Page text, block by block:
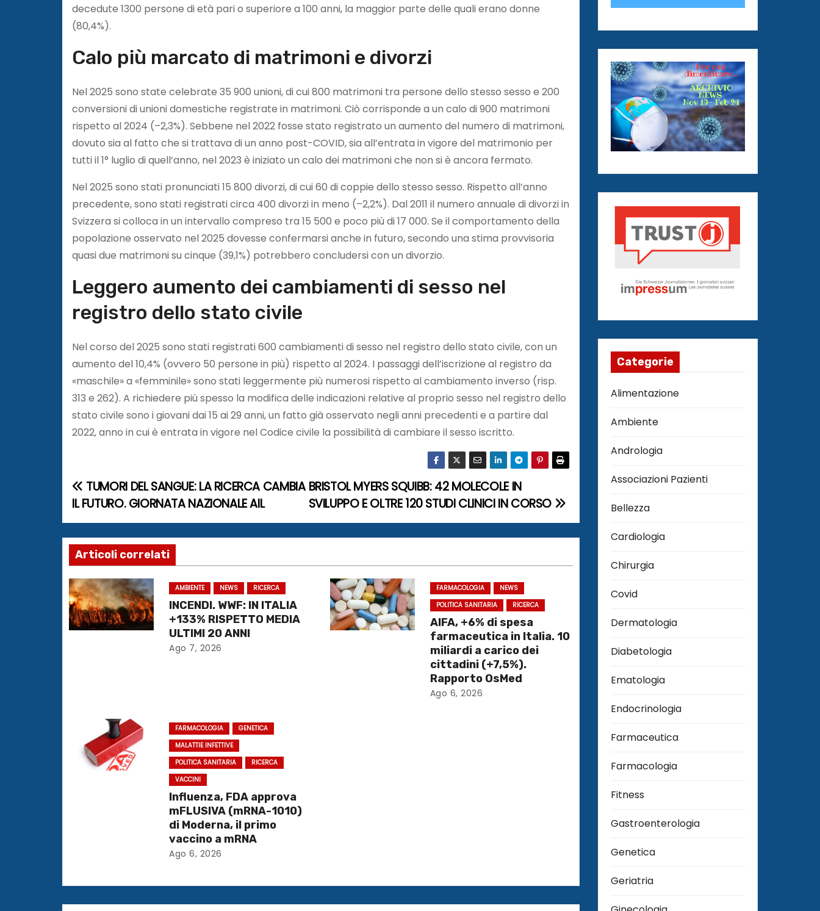
decedute 1300 persone di età pari o superiore a 100 anni, la maggior parte delle quali erano donne
(80,4%).
Calo più marcato di matrimoni e divorzi
Nel 2025 sono state celebrate 35 900 unioni, di cui 800 matrimoni tra persone dello stesso sesso e 200
conversioni di unioni domestiche registrate in matrimoni. Ciò corrisponde a un calo di 900 matrimoni
rispetto al 2024 (–2,3%). Sebbene nel 2022 fosse stato registrato un aumento del numero di matrimoni,
dovuto sia al fatto che si trattava di un anno post-COVID, sia all’entrata in vigore del matrimonio per
tutti il 1° luglio di quell’anno, nel 2023 è iniziato un calo dei matrimoni che non si è ancora fermato.
Nel 2025 sono stati pronunciati 15 800 divorzi, di cui 60 di coppie dello stesso sesso. Rispetto all’anno
precedente, sono stati registrati circa 400 divorzi in meno (–2,2%). Dal 2011 il numero annuale di divorzi in
Svizzera si colloca in un intervallo compreso tra 15 500 e poco più di 17 000. Se il comportamento della
popolazione osservato nel 2025 dovesse confermarsi anche in futuro, secondo una stima provvisoria
quasi due matrimoni su cinque (39,1%) potrebbero concludersi con un divorzio.
Leggero aumento dei cambiamenti di sesso nel
registro dello stato civile
Nel corso del 2025 sono stati registrati 600 cambiamenti di sesso nel registro dello stato civile, con un
aumento del 10,4% (ovvero 50 persone in più) rispetto al 2024. I passaggi dell’iscrizione al registro da
«maschile» a «femminile» sono stati leggermente più numerosi rispetto al cambiamento inverso (risp.
313 e 262). A richiedere più spesso la modifica delle indicazioni relative al proprio sesso nel registro dello
stato civile sono i giovani dai 15 ai 29 anni, un fatto già osservato negli anni precedenti e a partire dal
2022, anno in cui è entrata in vigore nel Codice civile la possibilità di cambiare il sesso iscritto.
N
a
v
i
g
a
e
o
BRISTOL MYERS SQUIBB: 42 MOLECOLE IN
SVILUPPO E OLTRE 120 STUDI CLINICI IN CORSO
TUMORI DEL SANGUE: LA RICERCA CAMBIA
IL FUTURO. GIORNATA NAZIONALE AIL
Articoli correlati
AMBIENTE NEWS RICERCA
INCENDI. WWF: IN ITALIA
+133% RISPETTO MEDIA
ULTIMI 20 ANNI
Ago 7, 2026
FARMACOLOGIA
NEWS
POLITICA SANITARIA
RICERCA
AIFA, +6% di spesa
farmaceutica in Italia. 10
miliardi a carico dei
cittadini (+7,5%).
Rapporto OsMed
Ago 6, 2026
FARMACOLOGIA
GENETICA
MALATTIE INFETTIVE
POLITICA SANITARIA
RICERCA
VACCINI
Influenza, FDA approva
mFLUSIVA (mRNA-1010)
di Moderna, il primo
vaccino a mRNA
Ago 6, 2026
Categorie
Alimentazione
Ambiente
Andrologia
Associazioni Pazienti
Bellezza
Cardiologia
Chirurgia
Covid
Dermatologia
Diabetologia
Ematologia
Endocrinologia
Farmaceutica
Farmacologia
Fitness
Gastroenterologia
Genetica
Geriatria